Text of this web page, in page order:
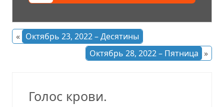
« Октябрь 23, 2022 – Десятины
Октябрь 28, 2022 – Пятница »
Голос крови.